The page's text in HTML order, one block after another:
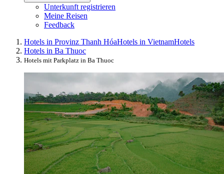
Unterkunft registrieren
Meine Reisen
Feedback
Hotels in Provinz Thanh HóaHotels in VietnamHotels
Hotels in Ba Thuoc
Hotels mit Parkplatz in Ba Thuoc